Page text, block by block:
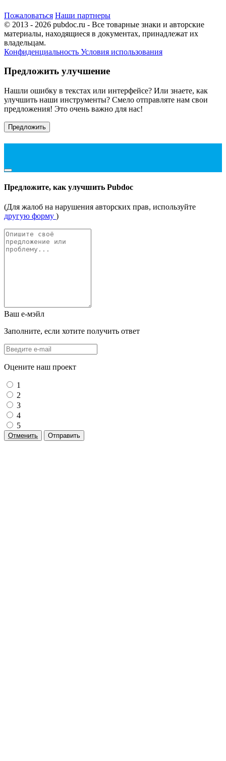
Пожаловаться Наши партнеры
© 2013 - 2026 pubdoc.ru - Все товарные знаки и авторские
материалы, находящиеся в документах, принадлежат их
владельцам.
Конфиденциальность Условия использования
Предложить улучшение
Нашли ошибку в текстах или интерфейсе? Или знаете, как
улучшить наши инструменты? Смело отправляте нам свои
предложения! Это очень важно для нас!
Предложить
Предложите, как улучшить Pubdoc
(Для жалоб на нарушения авторских прав, используйте
другую форму )
Ваш е-мэйл
Заполните, если хотите получить ответ
Оцените наш проект
1
2
3
4
5
Отменить Отправить